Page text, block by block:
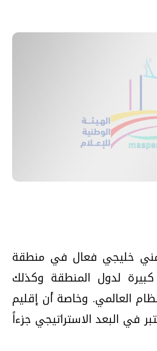
خليجي فعال في منطقة
لدول المنطقة وكذلك
العالمي. وخاصة أن إقليم
في البعد الاستراتيجي جزءاً